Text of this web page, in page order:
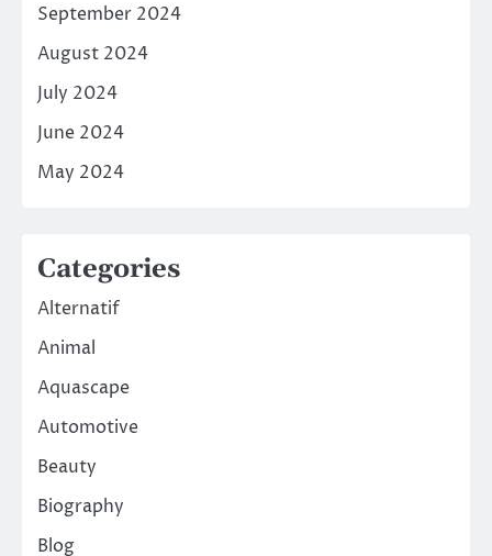
September 2024
August 2024
July 2024
June 2024
May 2024
Categories
Alternatif
Animal
Aquascape
Automotive
Beauty
Biography
Blog